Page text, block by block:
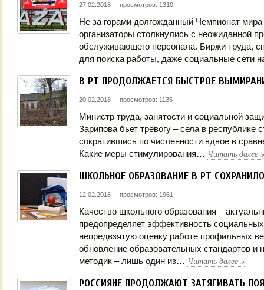
27.02.2018 | просмотров: 1310
Не за горами долгожданный Чемпионат
организаторы столкнулись с неожиданной
обслуживающего персонала. Биржи труда,
для поиска работы, даже социальные сети
В РТ ПРОДОЛЖАЕТСЯ БЫСТРОЕ
20.02.2018 | просмотров: 1135
Министр труда, занятости и социальной
Зарипова бьет тревогу – села в республике
сократившись по численности вдвое в
Какие меры стимулирования… Читать далее »
ШКОЛЬНОЕ ОБРАЗОВАНИЕ В РТ
12.02.2018 | просмотров: 1961
Качество школьного образования –
предопределяет эффективность
непредвзятую оценку работе профильных
обновление образовательных стандартов и
методик – лишь один из… Читать далее »
РОССИЯНЕ ПРОДОЛЖАЮТ ЗАТЯГИВАТЬ